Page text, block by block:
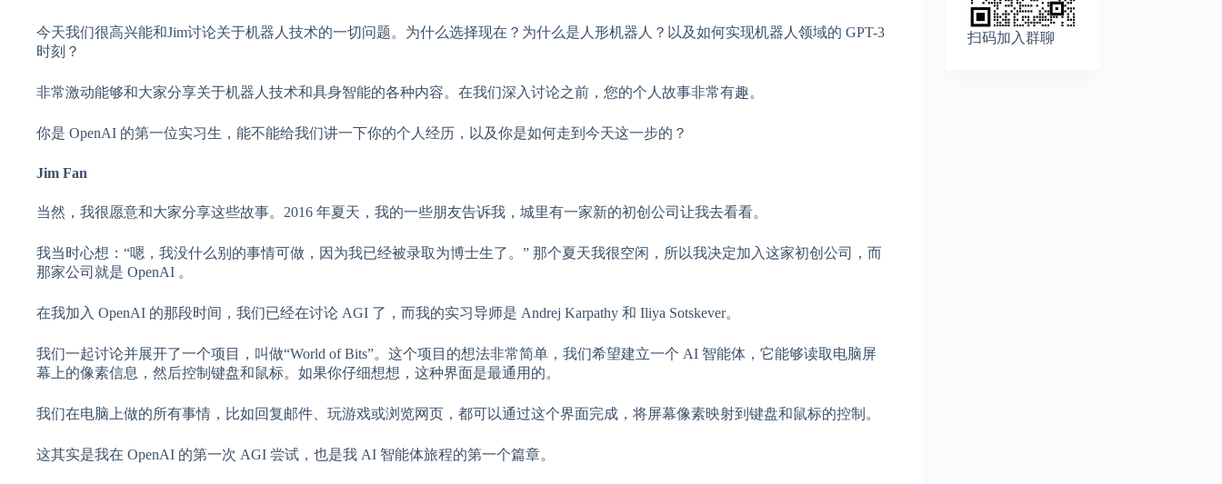
今天我们很高兴能和Jim讨论关于机器人技术的一切问题。为什么选择现在？为什么是人形机器人？以及如何实现机器人领域的 GPT-3
时刻？
非常激动能够和大家分享关于机器人技术和具身智能的各种内容。在我们深入讨论之前，您的个人故事非常有趣。
你是 OpenAI 的第一位实习生，能不能给我们讲一下你的个人经历，以及你是如何走到今天这一步的？
Jim Fan
当然，我很愿意和大家分享这些故事。2016 年夏天，我的一些朋友告诉我，城里有一家新的初创公司让我去看看。
我当时心想：“嗯，我没什么别的事情可做，因为我已经被录取为博士生了。” 那个夏天我很空闲，所以我决定加入这家初创公司，而
那家公司就是 OpenAI 。
在我加入 OpenAI 的那段时间，我们已经在讨论 AGI 了，而我的实习导师是 Andrej Karpathy 和 Iliya Sotskever。
我们一起讨论并展开了一个项目，叫做“World of Bits”。这个项目的想法非常简单，我们希望建立一个 AI 智能体，它能够读取电脑屏
幕上的像素信息，然后控制键盘和鼠标。如果你仔细想想，这种界面是最通用的。
我们在电脑上做的所有事情，比如回复邮件、玩游戏或浏览网页，都可以通过这个界面完成，将屏幕像素映射到键盘和鼠标的控制。
这其实是我在 OpenAI 的第一次 AGI 尝试，也是我 AI 智能体旅程的第一个篇章。
扫码加入群聊